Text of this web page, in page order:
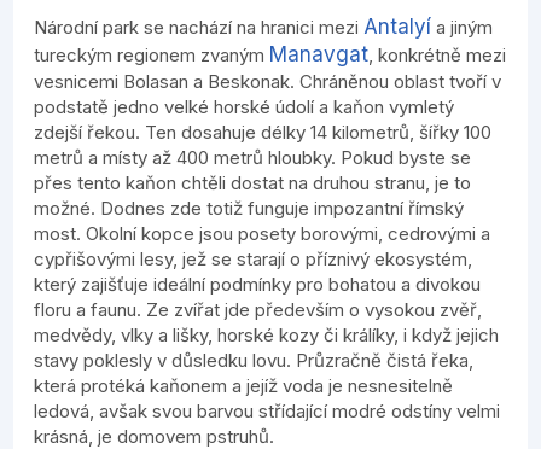
Národní park se nachází na hranici mezi Antalyí a jiným
tureckým regionem zvaným Manavgat, konkrétně mezi
vesnicemi Bolasan a Beskonak. Chráněnou oblast tvoří v
podstatě jedno velké horské údolí a kaňon vymletý
zdejší řekou. Ten dosahuje délky 14 kilometrů, šířky 100
metrů a místy až 400 metrů hloubky. Pokud byste se
přes tento kaňon chtěli dostat na druhou stranu, je to
možné. Dodnes zde totiž funguje impozantní římský
most. Okolní kopce jsou posety borovými, cedrovými a
cypřišovými lesy, jež se starají o příznivý ekosystém,
který zajišťuje ideální podmínky pro bohatou a divokou
floru a faunu. Ze zvířat jde především o vysokou zvěř,
medvědy, vlky a lišky, horské kozy či králíky, i když jejich
stavy poklesly v důsledku lovu. Průzračně čistá řeka,
která protéká kaňonem a jejíž voda je nesnesitelně
ledová, avšak svou barvou střídající modré odstíny velmi
krásná, je domovem pstruhů.